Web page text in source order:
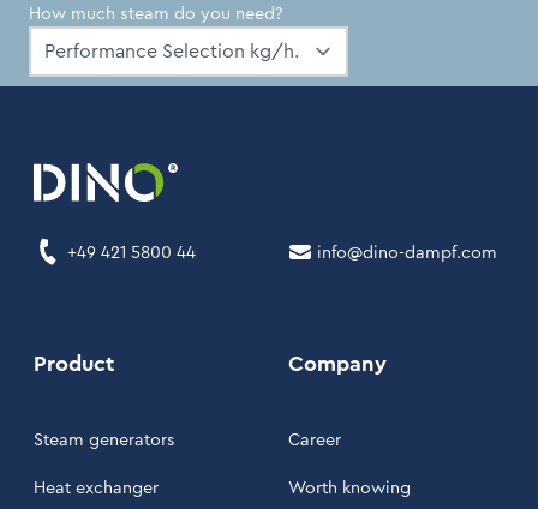
How much steam do you need?
+49 421 5800 44 info@dino-dampf.com
Product
Steam generators
Heat exchanger
Company
Career
Worth knowing